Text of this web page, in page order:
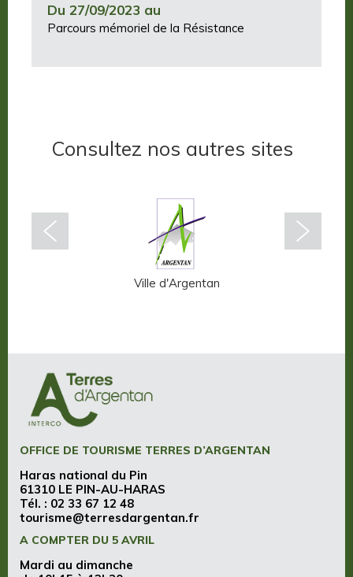
Du 27/09/2023 au
Parcours mémoriel de la Résistance
Consultez nos autres sites
Ville d'Argentan
OFFICE DE TOURISME TERRES D’ARGENTAN
Haras national du Pin
61310 LE PIN-AU-HARAS
Tél. : 02 33 67 12 48
tourisme@terresdargentan.fr
A COMPTER DU 5 AVRIL
Mardi au dimanche